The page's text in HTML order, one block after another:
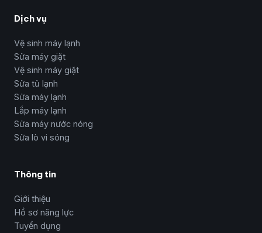
Dịch vụ
Vệ sinh máy lạnh
Sửa máy giặt
Vệ sinh máy giặt
Sửa tủ lạnh
Sửa máy lạnh
Lắp máy lạnh
Sửa máy nước nóng
Sửa lò vi sóng
Thông tin
Giới thiệu
Hồ sơ năng lực
Tuyển dụng